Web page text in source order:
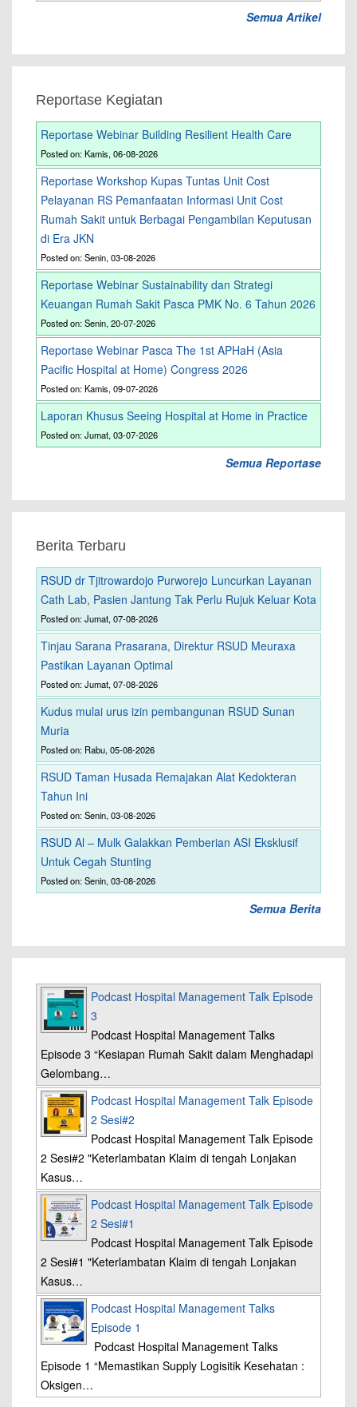
Semua Artikel
Reportase Kegiatan
Reportase Webinar Building Resilient Health Care
Posted on: Kamis, 06-08-2026
Reportase Workshop Kupas Tuntas Unit Cost
Pelayanan RS Pemanfaatan Informasi Unit Cost
Rumah Sakit untuk Berbagai Pengambilan Keputusan
di Era JKN
Posted on: Senin, 03-08-2026
Reportase Webinar Sustainability dan Strategi
Keuangan Rumah Sakit Pasca PMK No. 6 Tahun 2026
Posted on: Senin, 20-07-2026
Reportase Webinar Pasca The 1st APHaH (Asia
Pacific Hospital at Home) Congress 2026
Posted on: Kamis, 09-07-2026
Laporan Khusus Seeing Hospital at Home in Practice
Posted on: Jumat, 03-07-2026
Semua Reportase
Berita Terbaru
RSUD dr Tjitrowardojo Purworejo Luncurkan Layanan
Cath Lab, Pasien Jantung Tak Perlu Rujuk Keluar Kota
Posted on: Jumat, 07-08-2026
Tinjau Sarana Prasarana, Direktur RSUD Meuraxa
Pastikan Layanan Optimal
Posted on: Jumat, 07-08-2026
Kudus mulai urus izin pembangunan RSUD Sunan
Muria
Posted on: Rabu, 05-08-2026
RSUD Taman Husada Remajakan Alat Kedokteran
Tahun Ini
Posted on: Senin, 03-08-2026
RSUD Al – Mulk Galakkan Pemberian ASI Eksklusif
Untuk Cegah Stunting
Posted on: Senin, 03-08-2026
Semua Berita
Podcast Hospital Management Talk Episode
3
Podcast Hospital Management Talks
Episode 3 “Kesiapan Rumah Sakit dalam Menghadapi
Gelombang…
Podcast Hospital Management Talk Episode
2 Sesi#2
Podcast Hospital Management Talk Episode
2 Sesi#2 "Keterlambatan Klaim di tengah Lonjakan
Kasus…
Podcast Hospital Management Talk Episode
2 Sesi#1
Podcast Hospital Management Talk Episode
2 Sesi#1 "Keterlambatan Klaim di tengah Lonjakan
Kasus…
Podcast Hospital Management Talks
Episode 1
Podcast Hospital Management Talks
Episode 1 “Memastikan Supply Logisitik Kesehatan :
Oksigen…